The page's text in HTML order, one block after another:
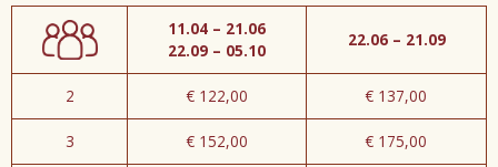
11.04 – 21.06
22.09 – 05.10
22.06 – 21.09
2 € 122,00 € 137,00
3 € 152,00 € 175,00